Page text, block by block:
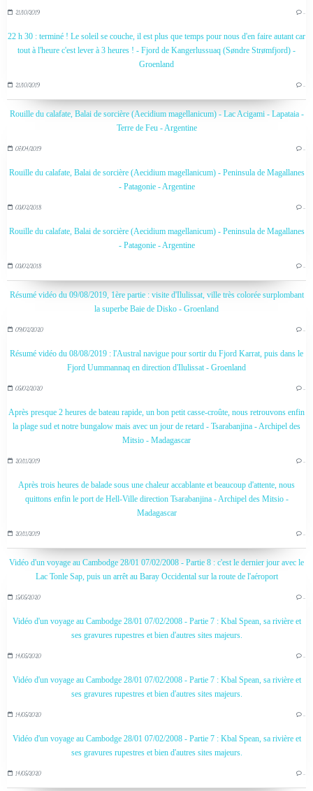
21/10/2019 …
22 h 30 : terminé ! Le soleil se couche, il est plus que temps pour nous d'en faire autant car
tout à l'heure c'est lever à 3 heures ! - Fjord de Kangerlussuaq (Søndre Strømfjord) -
Groenland
21/10/2019 …
Rouille du calafate, Balai de sorcière (Aecidium magellanicum) - Lac Acigami - Lapataia -
Terre de Feu - Argentine
07/04/2019 …
Rouille du calafate, Balai de sorcière (Aecidium magellanicum) - Peninsula de Magallanes
- Patagonie - Argentine
03/02/2018 …
Rouille du calafate, Balai de sorcière (Aecidium magellanicum) - Peninsula de Magallanes
- Patagonie - Argentine
03/02/2018 …
Résumé vidéo du 09/08/2019, 1ère partie : visite d'Ilulissat, ville très colorée surplombant
la superbe Baie de Disko - Groenland
09/02/2020 …
Résumé vidéo du 08/08/2019 : l'Austral navigue pour sortir du Fjord Karrat, puis dans le
Fjord Uummannaq en direction d'Ilulissat - Groenland
05/02/2020 …
Après presque 2 heures de bateau rapide, un bon petit casse-croûte, nous retrouvons enfin
la plage sud et notre bungalow mais avec un jour de retard - Tsarabanjina - Archipel des
Mitsio - Madagascar
20/11/2019 …
Après trois heures de balade sous une chaleur accablante et beaucoup d'attente, nous
quittons enfin le port de Hell-Ville direction Tsarabanjina - Archipel des Mitsio -
Madagascar
20/11/2019 …
Vidéo d'un voyage au Cambodge 28/01 07/02/2008 - Partie 8 : c'est le dernier jour avec le
Lac Tonle Sap, puis un arrêt au Baray Occidental sur la route de l'aéroport
15/05/2020 …
Vidéo d'un voyage au Cambodge 28/01 07/02/2008 - Partie 7 : Kbal Spean, sa rivière et
ses gravures rupestres et bien d'autres sites majeurs.
14/05/2020 …
Vidéo d'un voyage au Cambodge 28/01 07/02/2008 - Partie 7 : Kbal Spean, sa rivière et
ses gravures rupestres et bien d'autres sites majeurs.
14/05/2020 …
Vidéo d'un voyage au Cambodge 28/01 07/02/2008 - Partie 7 : Kbal Spean, sa rivière et
ses gravures rupestres et bien d'autres sites majeurs.
14/05/2020 …